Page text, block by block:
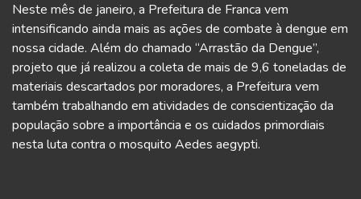
Neste mês de janeiro, a Prefeitura de Franca vem
intensificando ainda mais as ações de combate à dengue em
nossa cidade. Além do chamado “Arrastão da Dengue”,
projeto que já realizou a coleta de mais de 9,6 toneladas de
materiais descartados por moradores, a Prefeitura vem
também trabalhando em atividades de conscientização da
população sobre a importância e os cuidados primordiais
nesta luta contra o mosquito Aedes aegypti.